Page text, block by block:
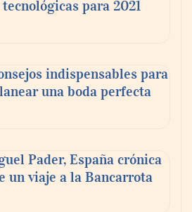
Grupo Modelo
reunirse: 7 de cada 10 la
el eclipse solar del 12 de
tecnológicas para 2021
indispensables para
una boda perfecta
Pader, España crónica
un viaje a la Bancarrota